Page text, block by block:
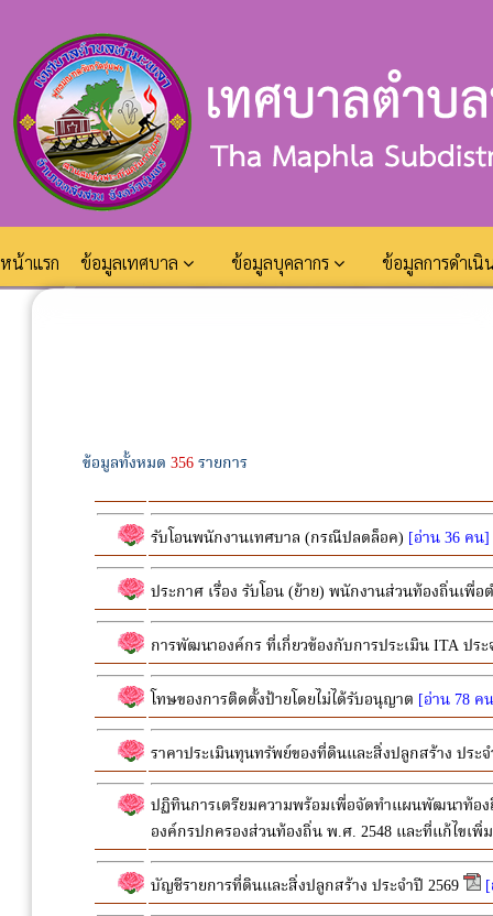
หน้าแรก ข้อมูลเทศบาล ข้อมูลบุคลากร ข้อมูลการดำเ
ข้อมูลทั้งหมด 356รายการ
รับโอนพนักงานเทศบาล (กรณีปลดล็อค) [อ่าน 36 คน]
ประกาศ เรื่อง รับโอน (ย้าย) พนักงานส่วนท้องถิ่นเพื่อ
การพัฒนาองค์กร ที่เกี่ยวข้องกับการประเมิน ITA ปร
โทษของการติดตั้งป้ายโดยไม่ได้รับอนุญาต [อ่าน 78 ค
ราคาประเมินทุนทรัพย์ของที่ดินและสิ่งปลูกสร้าง ประจ
ปฏิทินการเตรียมความพร้อมเพื่อจัดทำแผนพัฒนาท้อ
องค์กรปกครองส่วนท้องถิ่น พ.ศ. 2548 และที่แก้ไขเพิ่
บัญชีรายการที่ดินและสิ่งปลูกสร้าง ประจำปี 2569